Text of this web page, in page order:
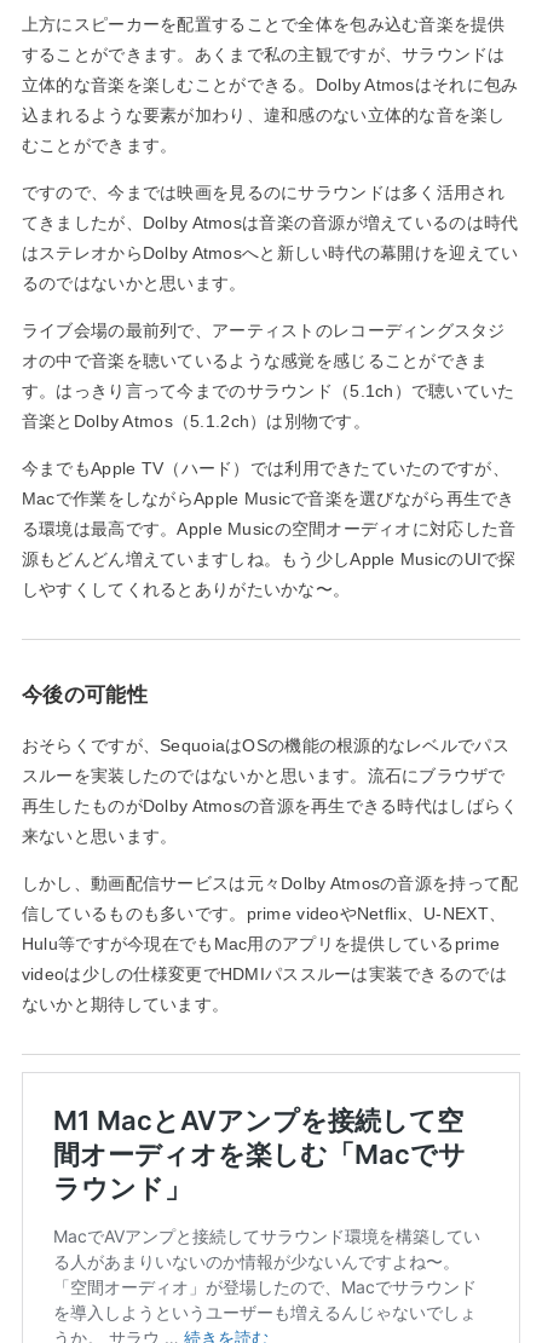
上方にスピーカーを配置することで全体を包み込む音楽を提供
することができます。あくまで私の主観ですが、サラウンドは
立体的な音楽を楽しむことができる。Dolby Atmosはそれに包み
込まれるような要素が加わり、違和感のない立体的な音を楽し
むことができます。
ですので、今までは映画を見るのにサラウンドは多く活用され
てきましたが、Dolby Atmosは音楽の音源が増えているのは時代
はステレオからDolby Atmosへと新しい時代の幕開けを迎えてい
るのではないかと思います。
ライブ会場の最前列で、アーティストのレコーディングスタジ
オの中で音楽を聴いているような感覚を感じることができま
す。はっきり言って今までのサラウンド（5.1ch）で聴いていた
音楽とDolby Atmos（5.1.2ch）は別物です。
今までもApple TV（ハード）では利用できたていたのですが、
Macで作業をしながらApple Musicで音楽を選びながら再生でき
る環境は最高です。Apple Musicの空間オーディオに対応した音
源もどんどん増えていますしね。もう少しApple MusicのUIで探
しやすくしてくれるとありがたいかな〜。
今後の可能性
おそらくですが、SequoiaはOSの機能の根源的なレベルでパス
スルーを実装したのではないかと思います。流石にブラウザで
再生したものがDolby Atmosの音源を再生できる時代はしばらく
来ないと思います。
しかし、動画配信サービスは元々Dolby Atmosの音源を持って配
信しているものも多いです。prime videoやNetflix、U-NEXT、
Hulu等ですが今現在でもMac用のアプリを提供しているprime
videoは少しの仕様変更でHDMIパススルーは実装できるのでは
ないかと期待しています。